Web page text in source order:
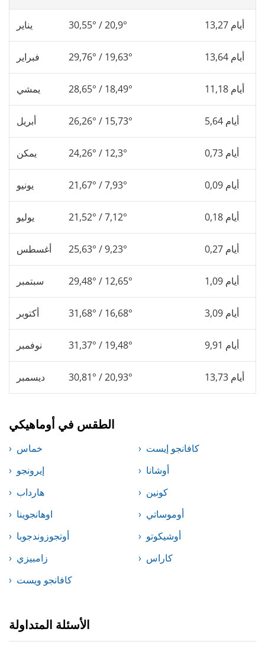
يناير 30,55° / 20,9° 13,27 أيام
فبراير 29,76° / 19,63° 13,64 أيام
يمشي 28,65° / 18,49° 11,18 أيام
أبريل 26,26° / 15,73° 5,64 أيام
يمكن 24,26° / 12,3° 0,73 أيام
يونيو 21,67° / 7,93° 0,09 أيام
يوليو 21,52° / 7,12° 0,18 أيام
أغسطس 25,63° / 9,23° 0,27 أيام
سبتمبر 29,48° / 12,65° 1,09 أيام
أكتوبر 31,68° / 16,68° 3,09 أيام
نوفمبر 31,37° / 19,48° 9,91 أيام
ديسمبر 30,81° / 20,93° 13,73 أيام
الطقس في أوماهيكي
خماس
كافانجو إيست
إيرونجو
أوشانا
هارداب
كونين
اوهانجوينا
أوموساتي
أوتجوزوندجوبا
أوشيكوتو
زامبيزي
كاراس
كافانجو ويست
الأسئلة المتداولة